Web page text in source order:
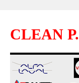
CLEAN